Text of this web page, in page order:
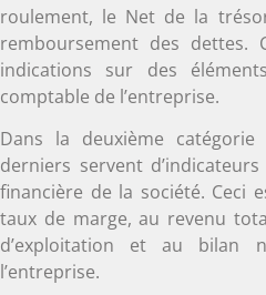
roulement, le Net de la
remboursement des dettes.
indications sur des
comptable de l’entreprise.
Dans la deuxième
derniers servent
financière de la société. Ceci
taux de marge, au revenu
d’exploitation et au bilan
l’entreprise.